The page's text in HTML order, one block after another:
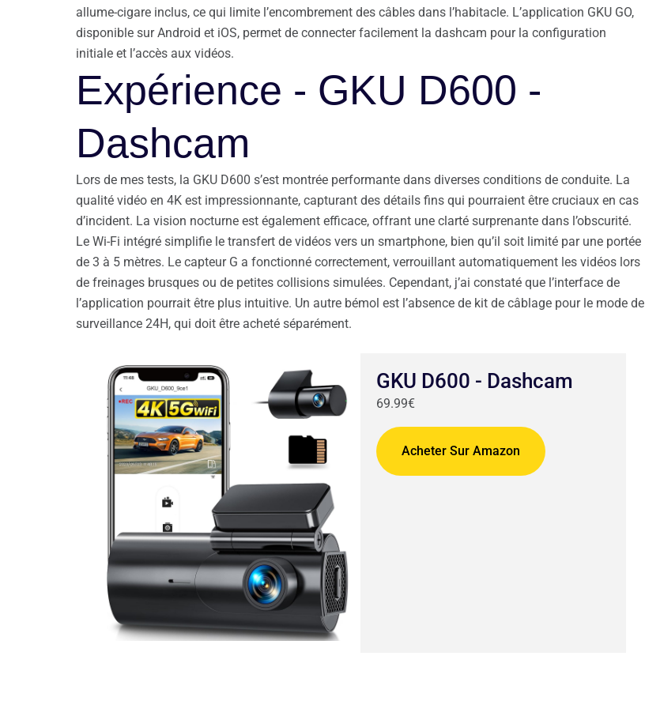
allume-cigare inclus, ce qui limite l’encombrement des câbles dans l’habitacle. L’application GKU GO,
disponible sur Android et iOS, permet de connecter facilement la dashcam pour la configuration
initiale et l’accès aux vidéos.
Expérience - GKU D600 -
Dashcam
Lors de mes tests, la GKU D600 s’est montrée performante dans diverses conditions de conduite. La
qualité vidéo en 4K est impressionnante, capturant des détails fins qui pourraient être cruciaux en cas
d’incident. La vision nocturne est également efficace, offrant une clarté surprenante dans l’obscurité.
Le Wi-Fi intégré simplifie le transfert de vidéos vers un smartphone, bien qu’il soit limité par une portée
de 3 à 5 mètres. Le capteur G a fonctionné correctement, verrouillant automatiquement les vidéos lors
de freinages brusques ou de petites collisions simulées. Cependant, j’ai constaté que l’interface de
l’application pourrait être plus intuitive. Un autre bémol est l’absence de kit de câblage pour le mode de
surveillance 24H, qui doit être acheté séparément.
GKU D600 - Dashcam
69.99€
Acheter Sur Amazon